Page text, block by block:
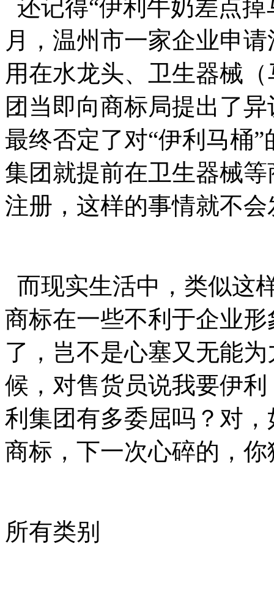
还记得“伊利牛奶差点
月，温州市一家企业申
用在水龙头、卫生器械
团当即向商标局提出了
最终否定了对“伊利马桶
集团就提前在卫生器械
注册，这样的事情就不
而现实生活中，类似这
商标在一些不利于企业
了，岂不是心塞又无能
候，对售货员说我要伊
利集团有多委屈吗？对
商标，下一次心碎的，
所有类别